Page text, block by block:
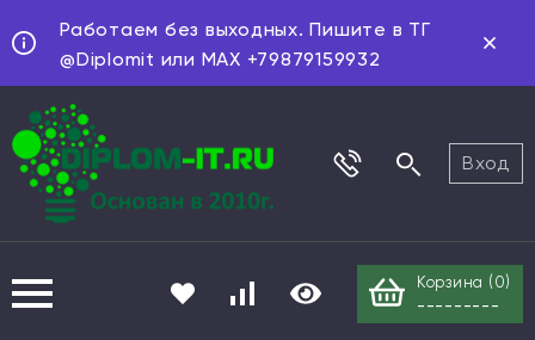
Работаем без выходных. Пишите в ТГ
@Diplomit или MAX +79879159932
Вход
Корзина ( 0)
---------